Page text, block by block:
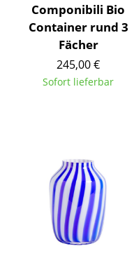
Stehtische &
Kindertische
Gartentische
Aufbewahren
Regale & Schränke
Bücherregale
Componibili Bio
Container rund 3
Fächer
245,00 €
Sofort lieferbar